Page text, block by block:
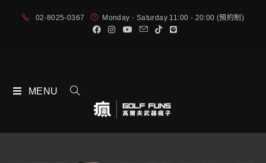
02-8025-0367 Monday - Saturday 11:00 - 20:00 (預約制)
MENU